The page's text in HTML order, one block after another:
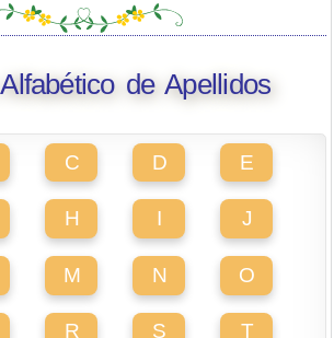
de Apellidos
C D E
H I J
M N O
R S T